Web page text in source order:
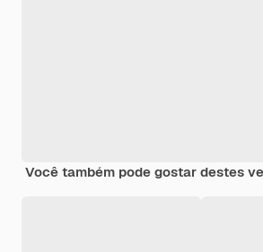
Você também pode gostar destes